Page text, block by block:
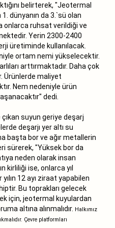
belirterek, "Jeotermal
dünyanın da 3.`sü olan
onlarca ruhsat verildiği ve
Yerin 2300-2400
üretiminde kullanılacak.
ortam nemi yükselecektir.
arttırmaktadır. Daha çok
Ürünlerde maliyet
Nem nedeniyle ürün
dedi.
suyun geriye deşarj
deşarjı yer altı su
başta bor ve ağır metallerin
sürerek, "Yüksek bor da
neden olarak insan
kirliliği ise, onlarca yıl
12 ayı ziraat yapabilen
Bu toprakları gelecek
için, jeotermal kuyulardan
altına alınmalıdır. Halkımız
Çevre platformları